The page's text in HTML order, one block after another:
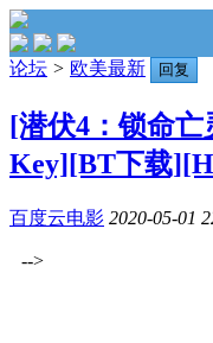
论坛 > 欧美最新 回复
[潜伏4：锁命亡
Key][BT下载
百度云电影 2020-05-01
-->